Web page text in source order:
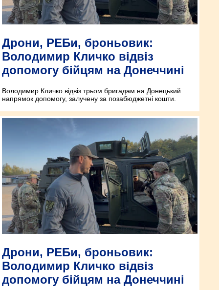
Дрони, РЕБи, броньовик:
Володимир Кличко відвіз
допомогу бійцям на Донеччині
Володимир Кличко відвіз трьом бригадам на Донецький
напрямок допомогу, залучену за позабюджетні кошти.
Дрони, РЕБи, броньовик:
Володимир Кличко відвіз
допомогу бійцям на Донеччині